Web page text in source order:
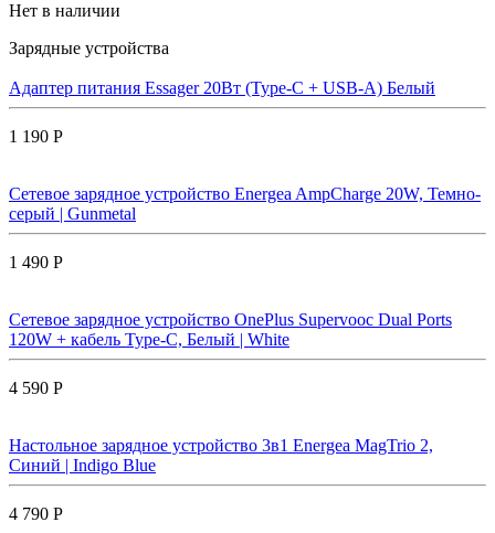
Нет в наличии
Зарядные устройства
Адаптер питания Essager 20Вт (Type-C + USB-A) Белый
1 190 Р
Сетевое зарядное устройство Energea AmpCharge 20W, Темно-
серый | Gunmetal
1 490 Р
Сетевое зарядное устройство OnePlus Supervooc Dual Ports
120W + кабель Type-C, Белый | White
4 590 Р
Настольное зарядное устройство 3в1 Energea MagTrio 2,
Синий | Indigo Blue
4 790 Р